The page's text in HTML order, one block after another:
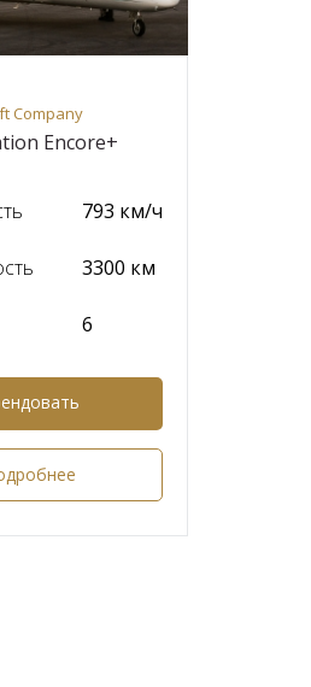
Company
Encore+
793 км/ч
3300 км
6